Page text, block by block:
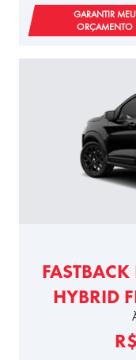
GARANTIR MEU
ORÇAMENTO
HYBRID